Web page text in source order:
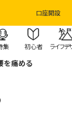
口座開設
集 初心者 ライフデ
を痛める